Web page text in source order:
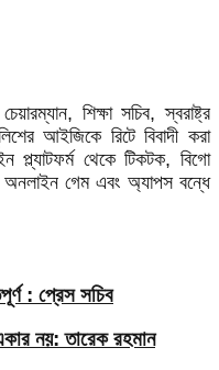
শিক্ষা সচিব, স্বরাষ্ট্র
আইজিকে রিটে বিবাদী করা
থেকে টিকটক, বিগো
অনলাইন গেম এবং অ্যাপস বন্ধে
: প্রেস সচিব
নয়: তারেক রহমান